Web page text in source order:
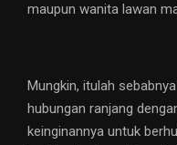
maupun wanita lawan
Mungkin, itulah
hubungan ranjang
keinginannya untuk